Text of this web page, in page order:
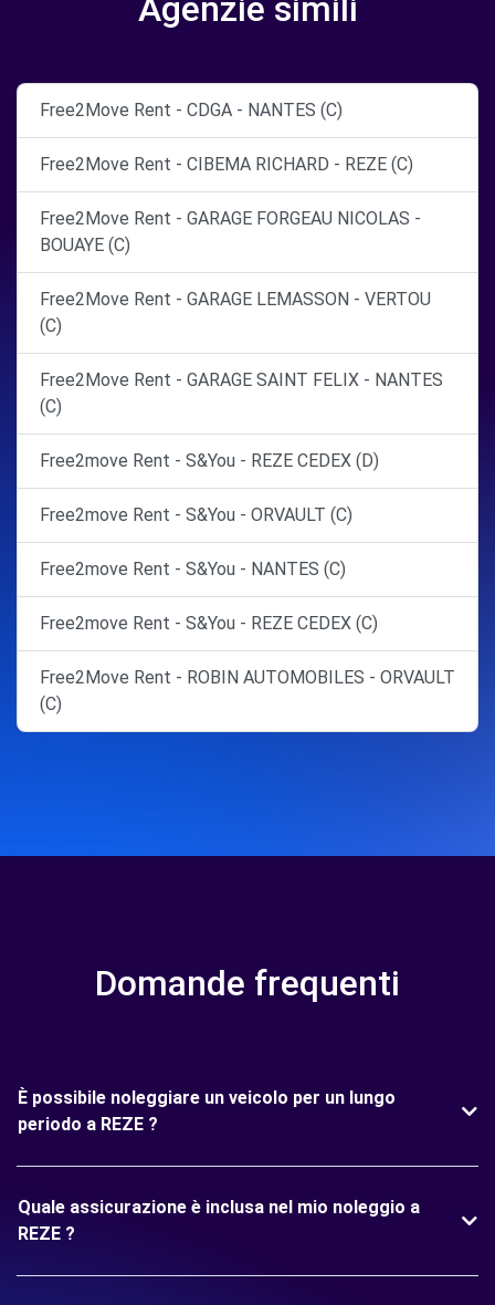
Agenzie simili
Free2Move Rent - CDGA - NANTES (C)
Free2Move Rent - CIBEMA RICHARD - REZE (C)
Free2Move Rent - GARAGE FORGEAU NICOLAS -
BOUAYE (C)
Free2Move Rent - GARAGE LEMASSON - VERTOU
(C)
Free2Move Rent - GARAGE SAINT FELIX - NANTES
(C)
Free2move Rent - S&You - REZE CEDEX (D)
Free2move Rent - S&You - ORVAULT (C)
Free2move Rent - S&You - NANTES (C)
Free2move Rent - S&You - REZE CEDEX (C)
Free2Move Rent - ROBIN AUTOMOBILES - ORVAULT
(C)
Domande frequenti
È possibile noleggiare un veicolo per un lungo
periodo a REZE ?
Quale assicurazione è inclusa nel mio noleggio a
REZE ?